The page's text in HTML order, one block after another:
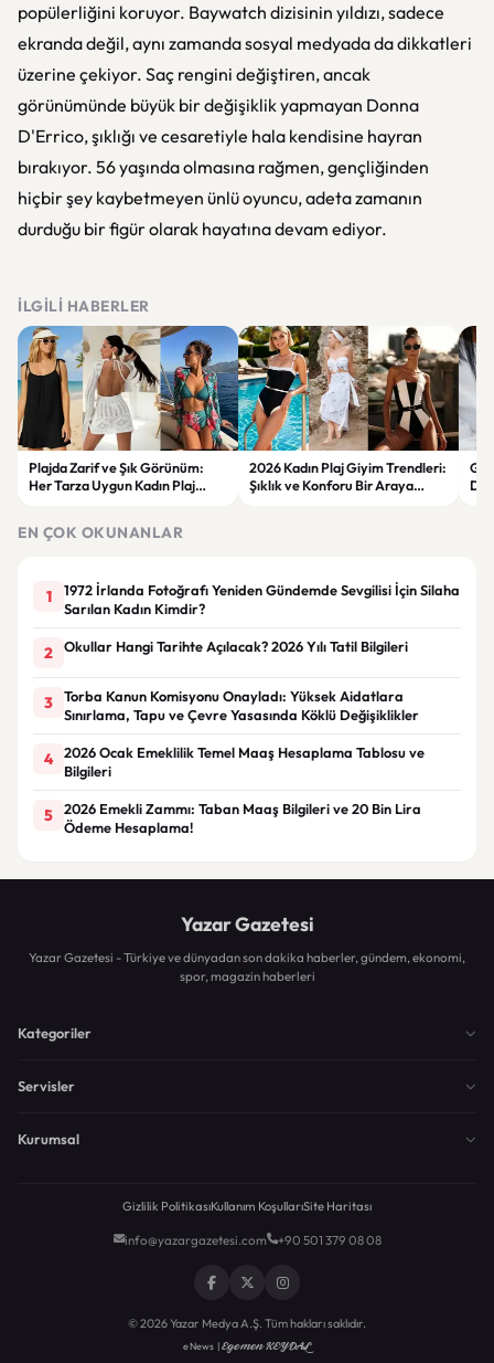
popülerliğini koruyor. Baywatch dizisinin yıldızı, sadece
ekranda değil, aynı zamanda sosyal medyada da dikkatleri
üzerine çekiyor. Saç rengini değiştiren, ancak
görünümünde büyük bir değişiklik yapmayan Donna
D'Errico, şıklığı ve cesaretiyle hala kendisine hayran
bırakıyor. 56 yaşında olmasına rağmen, gençliğinden
hiçbir şey kaybetmeyen ünlü oyuncu, adeta zamanın
durduğu bir figür olarak hayatına devam ediyor.
İLGILI HABERLER
Plajda Zarif ve Şık Görünüm:
Her Tarza Uygun Kadın Plaj
2026 Kadın Plaj Giyim Trendleri:
Şıklık ve Konforu Bir Araya
EN ÇOK OKUNANLAR
1
1972 İrlanda Fotoğrafı Yeniden Gündemde Sevgilisi İçin Silaha
Sarılan Kadın Kimdir?
2 Okullar Hangi Tarihte Açılacak? 2026 Yılı Tatil Bilgileri
3
Torba Kanun Komisyonu Onayladı: Yüksek Aidatlara
Sınırlama, Tapu ve Çevre Yasasında Köklü Değişiklikler
4
2026 Ocak Emeklilik Temel Maaş Hesaplama Tablosu ve
Bilgileri
5
2026 Emekli Zammı: Taban Maaş Bilgileri ve 20 Bin Lira
Ödeme Hesaplama!
Yazar Gazetesi
Yazar Gazetesi - Türkiye ve dünyadan son dakika haberler, gündem, ekonomi,
spor, magazin haberleri
Kategoriler
Servisler
Kurumsal
Gizlilik PolitikasıKullanım KoşullarıSite Haritası
info@yazargazetesi.com +90 501 379 08 08
© 2026 Yazar Medya A.Ş. Tüm hakları saklıdır.
eNews |Egemen KEYDAL